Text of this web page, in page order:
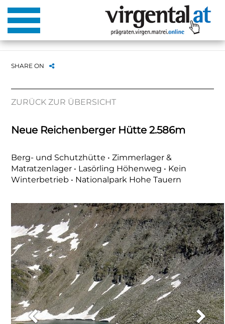
SHARE ON
ZURÜCK ZUR ÜBERSICHT
Neue Reichenberger Hütte 2.586m
Berg- und Schutzhütte • Zimmerlager &
Matratzenlager • Lasörling Höhenweg • Kein
Winterbetrieb • Nationalpark Hohe Tauern